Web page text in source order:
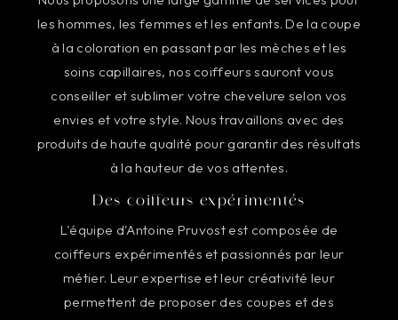
les hommes, les femmes et les enfants. De la coupe
à la coloration en passant par les mèches et les
soins capillaires, nos coiffeurs sauront vous
conseiller et sublimer votre chevelure selon vos
envies et votre style. Nous travaillons avec des
produits de haute qualité pour garantir des résultats
à la hauteur de vos attentes.
Des coiffeurs expérimentés
L'équipe d'Antoine Pruvost est composée de
coiffeurs expérimentés et passionnés par leur
métier. Leur expertise et leur créativité leur
permettent de proposer des coupes et des